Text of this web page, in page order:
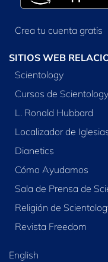
Crea tu cuenta gratis
SITIOS WEB
Scientology
Cursos de Scientology
L. Ronald Hubbard
Localizador de
Dianetics
Cómo Ayudamos
Sala de Prensa de
Religión de
Revista Freedom
English